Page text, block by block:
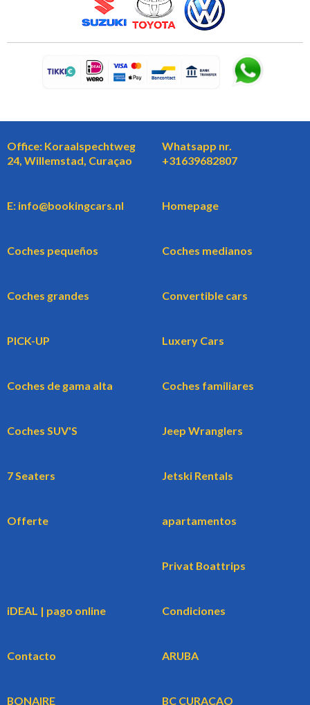
Office: Koraalspechtweg
24, Willemstad, Curaçao
Whatsapp nr.
+31639682807
E: info@bookingcars.nl Homepage
Coches pequeños Coches medianos
Coches grandes Convertible cars
PICK-UP Luxery Cars
Coches de gama alta Coches familiares
Coches SUV'S Jeep Wranglers
7 Seaters Jetski Rentals
Offerte apartamentos
Privat Boattrips
iDEAL | pago online Condiciones
Contacto ARUBA
BONAIRE BC CURACAO